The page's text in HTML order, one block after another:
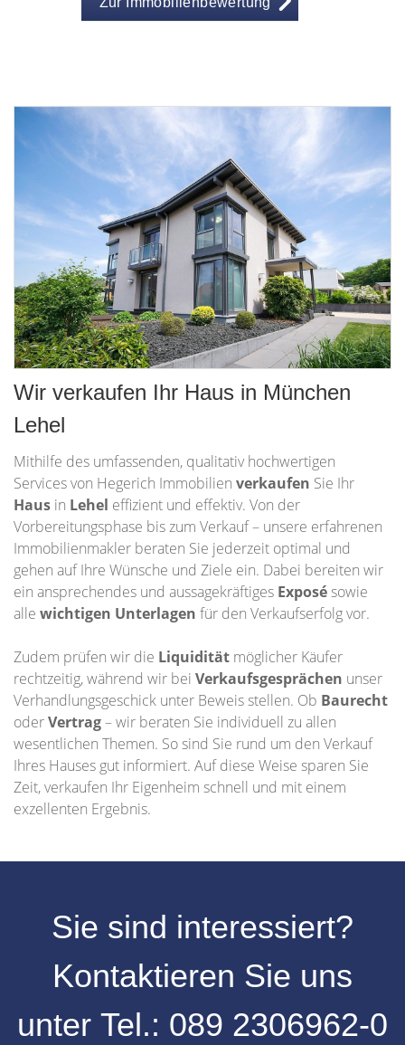
Wir verkaufen Ihr Haus in München
Lehel
Mithilfe des umfassenden, qualitativ hochwertigen
Services von Hegerich Immobilien verkaufen Sie Ihr
Haus in Lehel effizient und effektiv. Von der
Vorbereitungsphase bis zum Verkauf – unsere erfahrenen
Immobilienmakler beraten Sie jederzeit optimal und
gehen auf Ihre Wünsche und Ziele ein. Dabei bereiten wir
ein ansprechendes und aussagekräftiges Exposésowie
alle wichtigen Unterlagen für den Verkaufserfolg vor.
Zudem prüfen wir die Liquidität möglicher Käufer
rechtzeitig, während wir bei Verkaufsgesprächen unser
Verhandlungsgeschick unter Beweis stellen. Ob Baurecht
oderVertrag– wir beraten Sie individuell zu allen
wesentlichen Themen. So sind Sie rund um den Verkauf
Ihres Hauses gut informiert. Auf diese Weise sparen Sie
Zeit, verkaufen Ihr Eigenheim schnell und mit einem
exzellenten Ergebnis.
Sie sind interessiert?
Kontaktieren Sie uns
unter Tel.: 089 2306962-0